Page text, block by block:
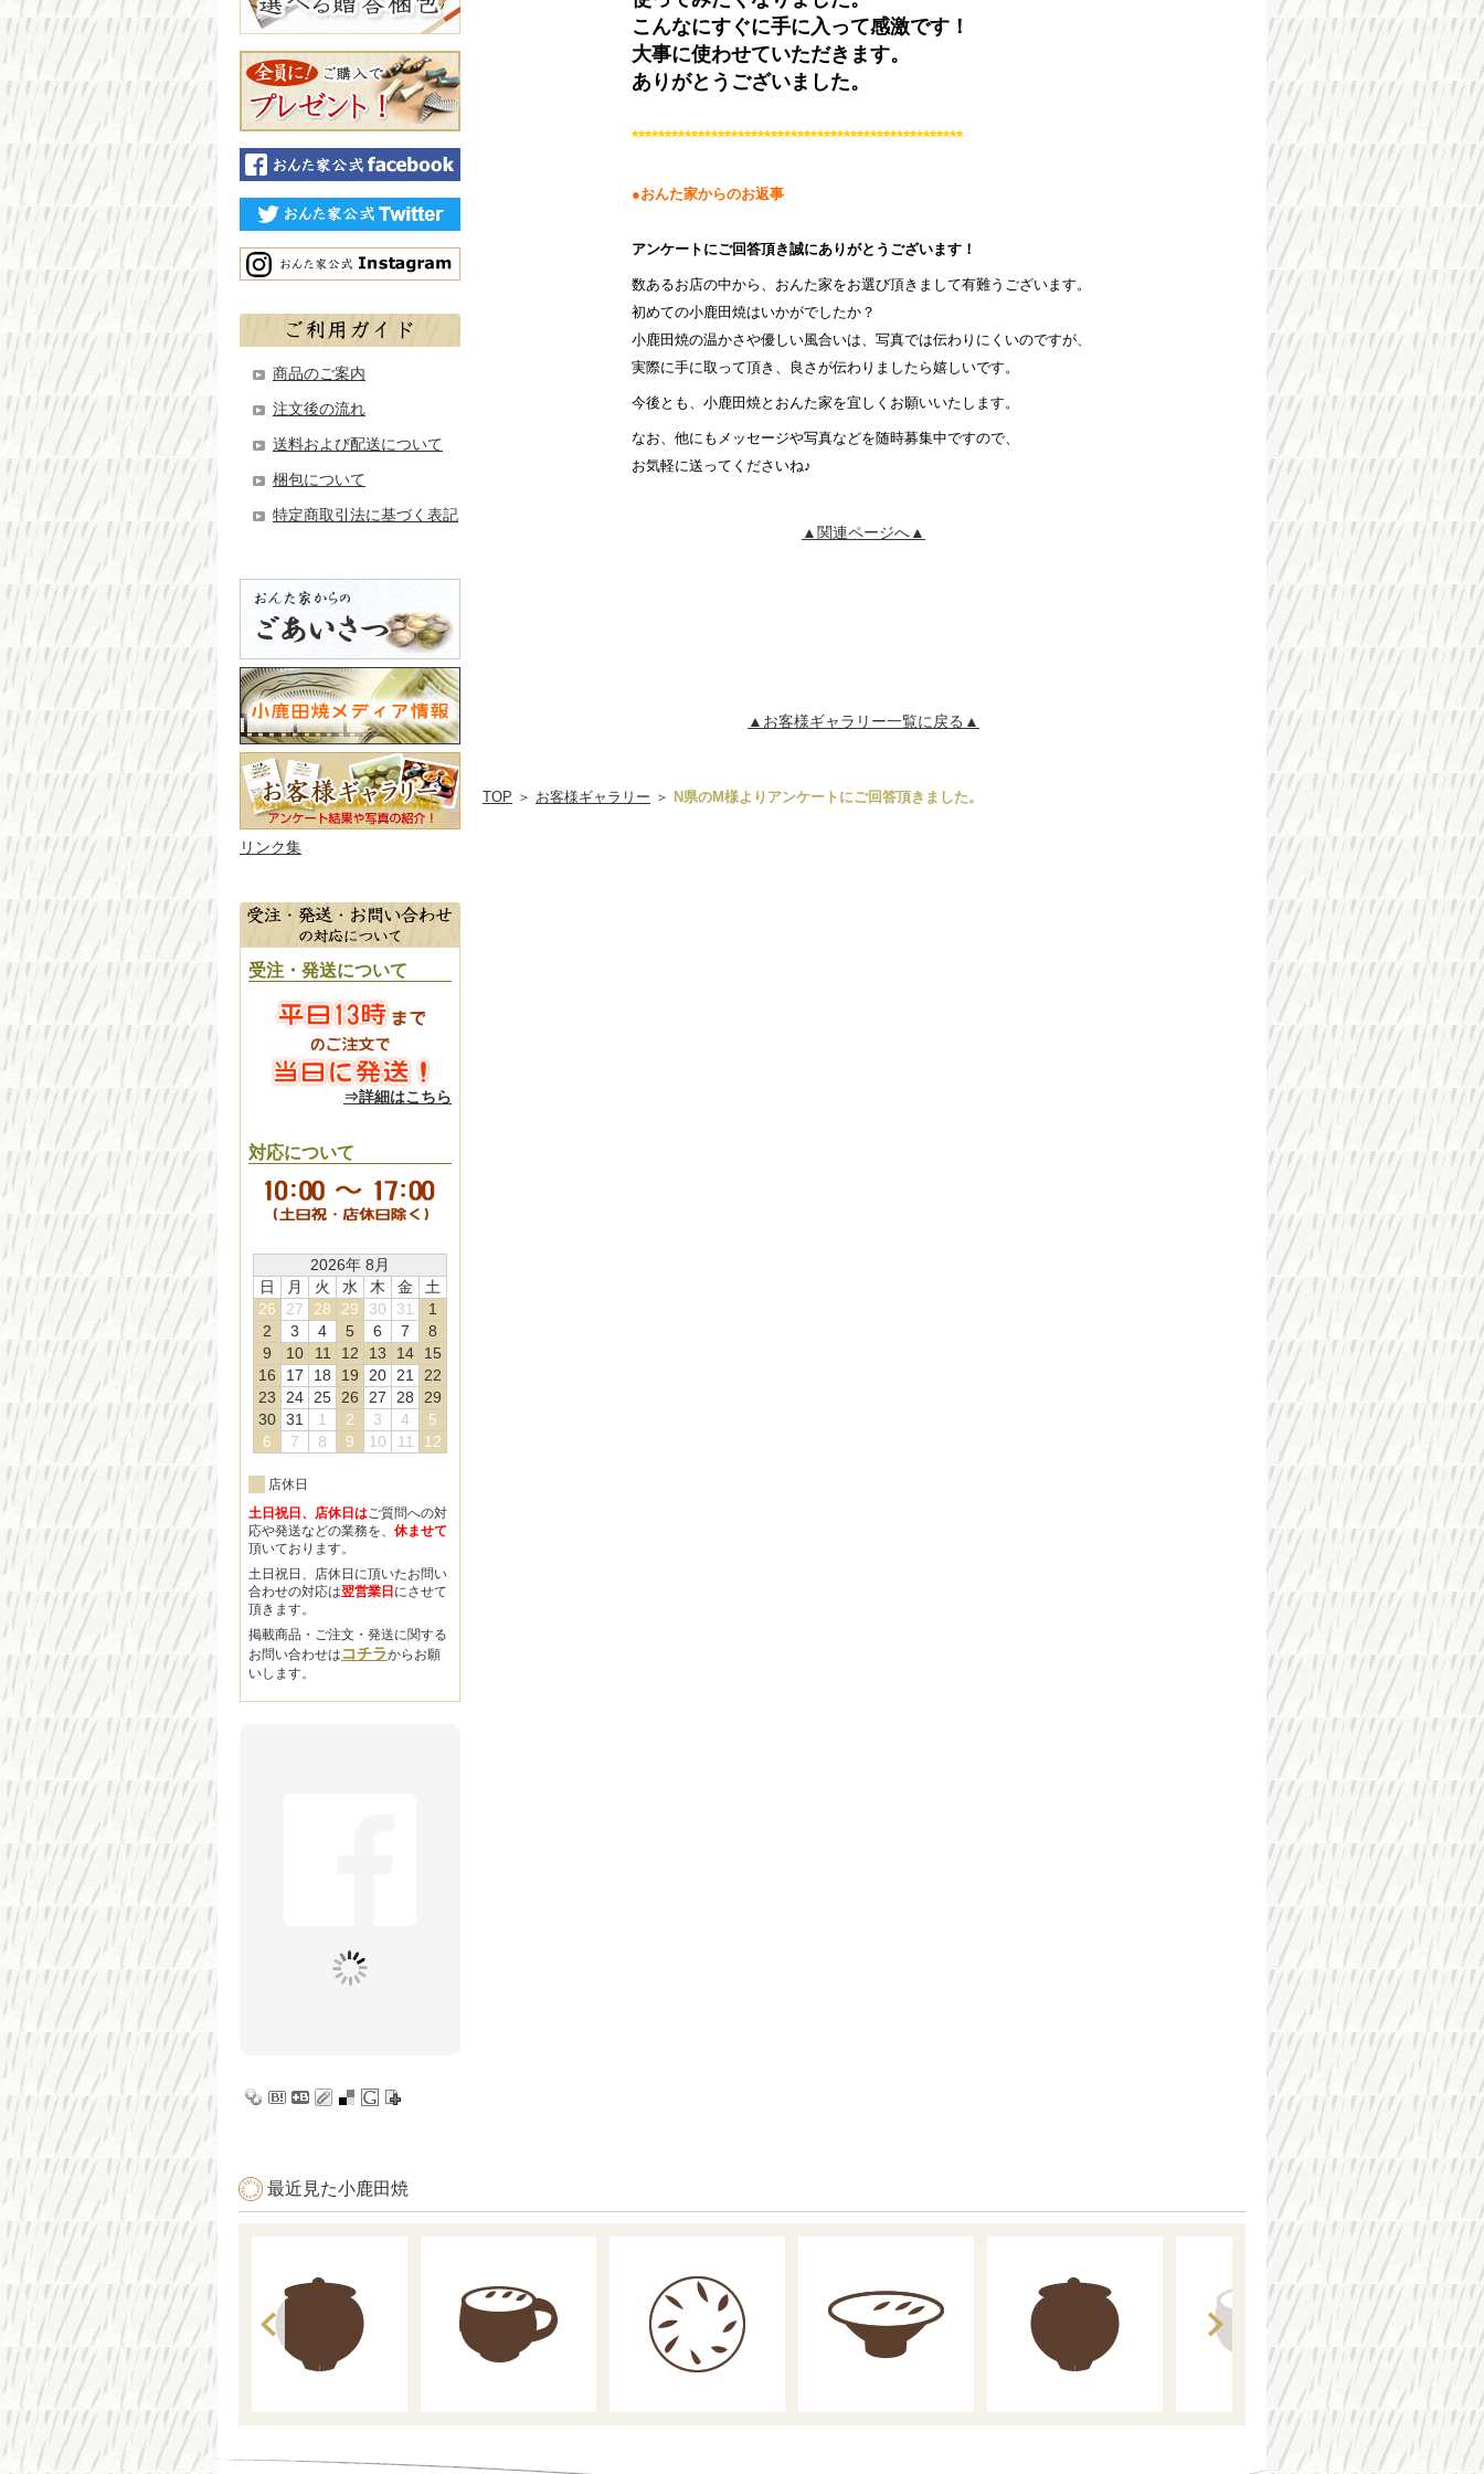
こんなにすぐに手に入って感激です！
大事に使わせていただきます。
ありがとうございました。
**************************************************
●おんた家からのお返事
アンケートにご回答頂き誠にありがとうございます！
数あるお店の中から、おんた家をお選び頂きまして有難うございます。
初めての小鹿田焼はいかがでしたか？
小鹿田焼の温かさや優しい風合いは、写真では伝わりにくいのですが、
実際に手に取って頂き、良さが伝わりましたら嬉しいです。
今後とも、小鹿田焼とおんた家を宜しくお願いいたします。
なお、他にもメッセージや写真などを随時募集中ですので、
お気軽に送ってくださいね♪
▲関連ページへ▲
▲お客様ギャラリー一覧に戻る▲
TOP ＞ お客様ギャラリー ＞ N県のM様よりアンケートにご回答頂きました。
商品のご案内
注文後の流れ
送料および配送について
梱包について
特定商取引法に基づく表記
リンク集
受注・発送について
⇒詳細はこちら
対応について
2026年 8月
日
月 火 水 木 金
土
26
27 28 29 30 31
1
2
3 4 5 6 7
8
9
10 11 12 13 14
15
16
17 18 19 20 21
22
23
24 25 26 27 28
29
30 31 1 2 3 4
5
6
7 8 9 10 11 12
店休日
土日祝日、店休日はご質問への対
応や発送などの業務を、 休ませて
頂いております。
土日祝日、店休日に頂いたお問い
合わせの対応は翌営業日 にさせて
頂きます。
掲載商品・ご注文・発送に関する
お問い合わせは コチラからお願
いします。
最近見た小鹿田焼